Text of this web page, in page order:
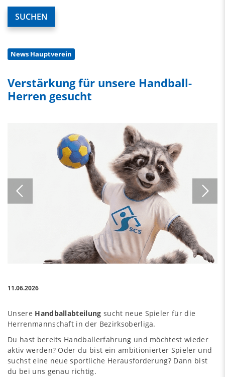
News Hauptverein
Verstärkung für unsere Handball-
Herren gesucht
11.06.2026
Unsere Handballabteilungsucht neue Spieler für die
Herrenmannschaft in der Bezirksoberliga.
Du hast bereits Handballerfahrung und möchtest wieder
aktiv werden? Oder du bist ein ambitionierter Spieler und
suchst eine neue sportliche Herausforderung? Dann bist
du bei uns genau richtig.